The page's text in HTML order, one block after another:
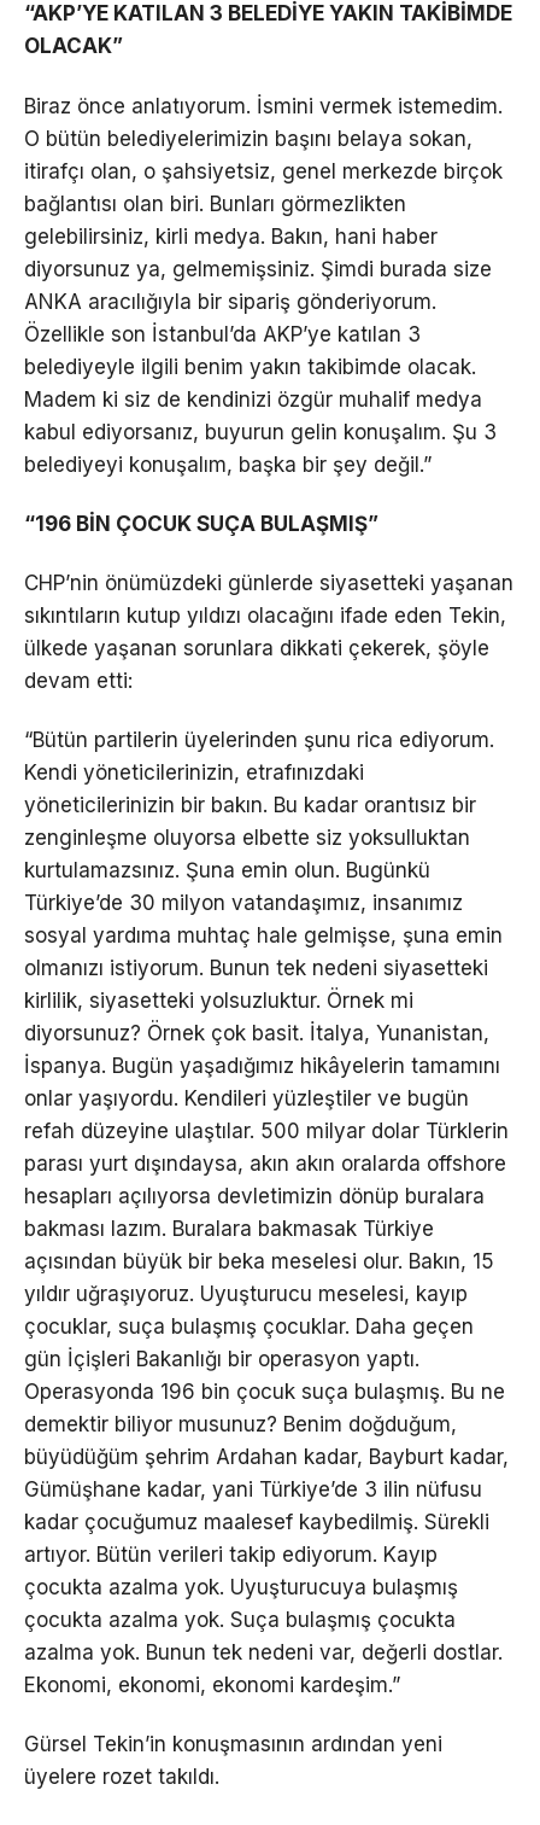
“AKP’YE KATILAN 3 BELEDİYE YAKIN TAKİBİMDE
OLACAK”
Biraz önce anlatıyorum. İsmini vermek istemedim.
O bütün belediyelerimizin başını belaya sokan,
itirafçı olan, o şahsiyetsiz, genel merkezde birçok
bağlantısı olan biri. Bunları görmezlikten
gelebilirsiniz, kirli medya. Bakın, hani haber
diyorsunuz ya, gelmemişsiniz. Şimdi burada size
ANKA aracılığıyla bir sipariş gönderiyorum.
Özellikle son İstanbul’da AKP’ye katılan 3
belediyeyle ilgili benim yakın takibimde olacak.
Madem ki siz de kendinizi özgür muhalif medya
kabul ediyorsanız, buyurun gelin konuşalım. Şu 3
belediyeyi konuşalım, başka bir şey değil.”
“196 BİN ÇOCUK SUÇA BULAŞMIŞ”
CHP’nin önümüzdeki günlerde siyasetteki yaşanan
sıkıntıların kutup yıldızı olacağını ifade eden Tekin,
ülkede yaşanan sorunlara dikkati çekerek, şöyle
devam etti:
“Bütün partilerin üyelerinden şunu rica ediyorum.
Kendi yöneticilerinizin, etrafınızdaki
yöneticilerinizin bir bakın. Bu kadar orantısız bir
zenginleşme oluyorsa elbette siz yoksulluktan
kurtulamazsınız. Şuna emin olun. Bugünkü
Türkiye’de 30 milyon vatandaşımız, insanımız
sosyal yardıma muhtaç hale gelmişse, şuna emin
olmanızı istiyorum. Bunun tek nedeni siyasetteki
kirlilik, siyasetteki yolsuzluktur. Örnek mi
diyorsunuz? Örnek çok basit. İtalya, Yunanistan,
İspanya. Bugün yaşadığımız hikâyelerin tamamını
onlar yaşıyordu. Kendileri yüzleştiler ve bugün
refah düzeyine ulaştılar. 500 milyar dolar Türklerin
parası yurt dışındaysa, akın akın oralarda offshore
hesapları açılıyorsa devletimizin dönüp buralara
bakması lazım. Buralara bakmasak Türkiye
açısından büyük bir beka meselesi olur. Bakın, 15
yıldır uğraşıyoruz. Uyuşturucu meselesi, kayıp
çocuklar, suça bulaşmış çocuklar. Daha geçen
gün İçişleri Bakanlığı bir operasyon yaptı.
Operasyonda 196 bin çocuk suça bulaşmış. Bu ne
demektir biliyor musunuz? Benim doğduğum,
büyüdüğüm şehrim Ardahan kadar, Bayburt kadar,
Gümüşhane kadar, yani Türkiye’de 3 ilin nüfusu
kadar çocuğumuz maalesef kaybedilmiş. Sürekli
artıyor. Bütün verileri takip ediyorum. Kayıp
çocukta azalma yok. Uyuşturucuya bulaşmış
çocukta azalma yok. Suça bulaşmış çocukta
azalma yok. Bunun tek nedeni var, değerli dostlar.
Ekonomi, ekonomi, ekonomi kardeşim.”
Gürsel Tekin’in konuşmasının ardından yeni
üyelere rozet takıldı.